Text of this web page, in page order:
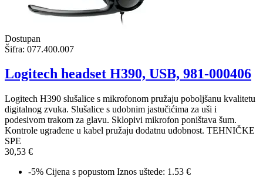
Dostupan
Šifra: 077.400.007
Logitech headset H390, USB, 981-000406
Logitech H390 slušalice s mikrofonom pružaju poboljšanu kvalitetu
digitalnog zvuka. Slušalice s udobnim jastučićima za uši i
podesivom trakom za glavu. Sklopivi mikrofon poništava šum.
Kontrole ugrađene u kabel pružaju dodatnu udobnost. TEHNIČKE
SPE
30,53 €
-5% Cijena s popustom Iznos uštede: 1.53 €